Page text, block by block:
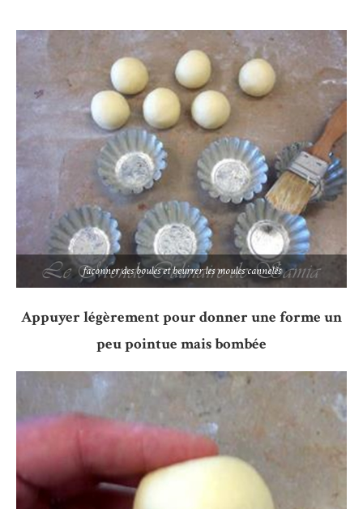
façonner des boules et beurrer les moules cannelés
Appuyer légèrement pour donner une forme un
peu pointue mais bombée